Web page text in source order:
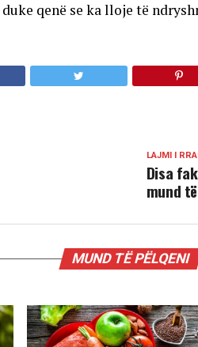
qenë se ka lloje të
LAJMI I
Disa
mund
MUND TË PËLQENI